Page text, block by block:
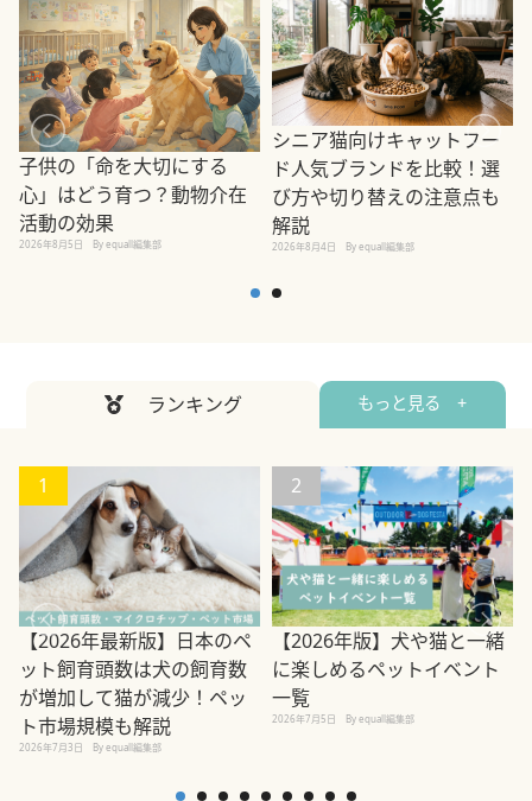
子供の「命を大切にする
心」はどう育つ？動物介在
活動の効果
2026年8月5日 By equall編集部
シニア猫向けキャットフー
ド人気ブランドを比較！選
び方や切り替えの注意点も
解説
2026年8月4日 By equall編集部
ランキング もっと見る +
1
【2026年最新版】日本のペ
ット飼育頭数は犬の飼育数
が増加して猫が減少！ペッ
ト市場規模も解説
2026年7月3日 By equall編集部
2
【2026年版】犬や猫と一緒
に楽しめるペットイベント
一覧
2026年7月5日 By equall編集部